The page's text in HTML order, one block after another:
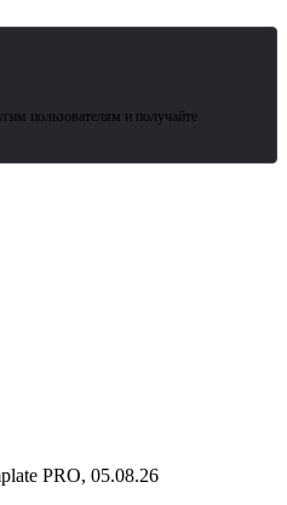
пользователям и получайте
PRO, 05.08.26